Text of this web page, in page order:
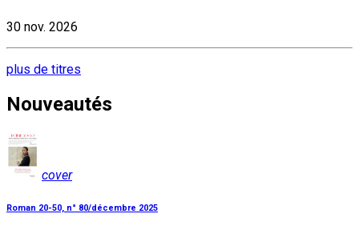
30 nov. 2026
plus de titres
Nouveautés
cover
Roman 20-50, n° 80/décembre 2025